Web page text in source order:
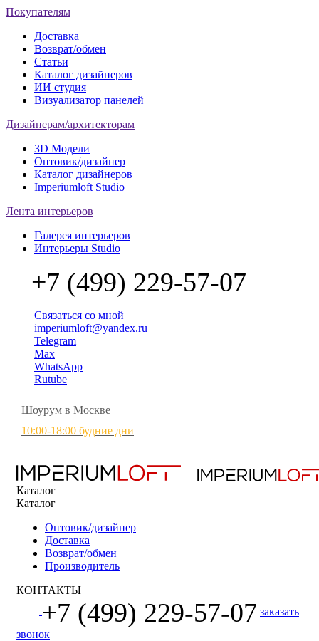
Покупателям
Доставка
Возврат/обмен
Статьи
Каталог дизайнеров
ИИ студия
Визуализатор панелей
Дизайнерам/архитекторам
3D Модели
Оптовик/дизайнер
Каталог дизайнеров
Imperiumloft Studio
Лента интерьеров
Галерея интерьеров
Интерьеры Studio
+7 (499) 229-57-07
Связаться со мной
imperiumloft@yandex.ru
Telegram
Max
WhatsApp
Rutube
Шоурум в Москве
10:00-18:00 будние дни
Каталог
Каталог
Оптовик/дизайнер
Доставка
Возврат/обмен
Производитель
КОНТАКТЫ
+7 (499) 229-57-07 заказать
звонок